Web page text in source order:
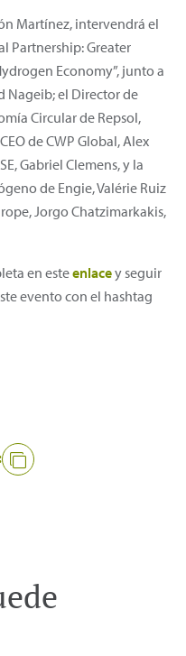
Martínez, intervendrá el
Partnership: Greater
Economy”, junto a
Nageib; el Director de
Circular de Repsol,
de CWP Global, Alex
Gabriel Clemens, y la
de Engie, Valérie Ruiz
Jorgo Chatzimarkakis,
en esteenlacey seguir
evento con el hashtag